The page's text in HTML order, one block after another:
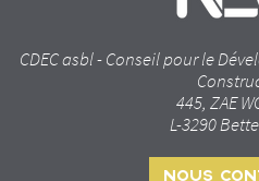
CDEC asbl - Conseil pour le
445, ZAE
L-3290
NOUS